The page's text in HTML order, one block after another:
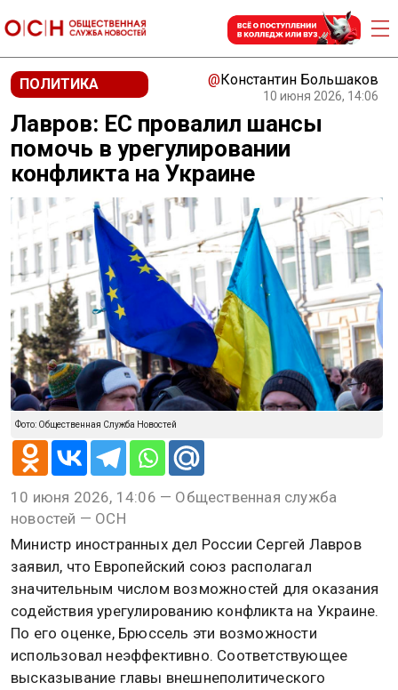
ПОЛИТИКА @Константин Большаков
10 июня 2026, 14:06
Лавров: ЕС провалил шансы
помочь в урегулировании
конфликта на Украине
Фото: Общественная Служба Новостей
10 июня 2026, 14:06 — Общественная служба
новостей — ОСН
Министр иностранных дел России Сергей Лавров
заявил, что Европейский союз располагал
значительным числом возможностей для оказания
содействия урегулированию конфликта на Украине.
По его оценке, Брюссель эти возможности
использовал неэффективно. Соответствующее
высказывание главы внешнеполитического